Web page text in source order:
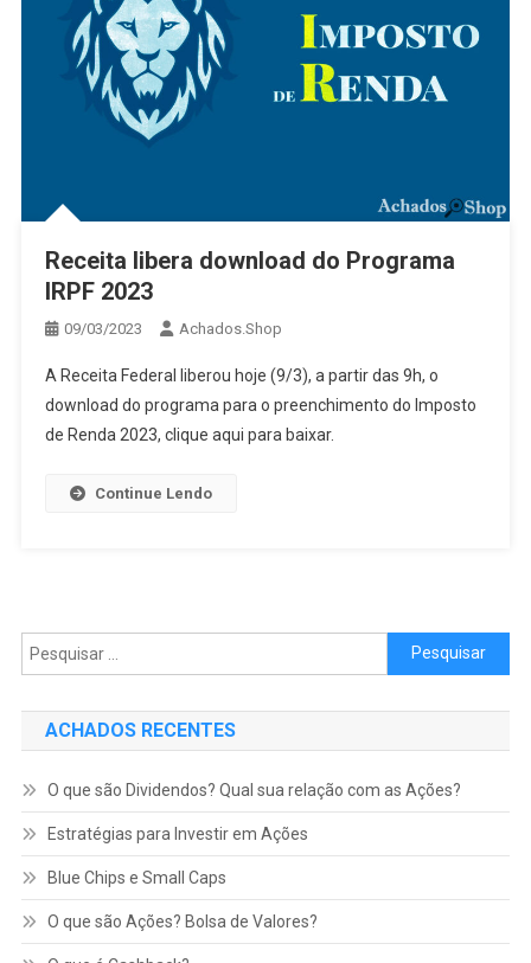
Receita libera download do Programa
IRPF 2023
09/03/2023 Achados.Shop
A Receita Federal liberou hoje (9/3), a partir das 9h, o
download do programa para o preenchimento do Imposto
de Renda 2023, clique aqui para baixar.
Continue Lendo
Pesquisar por:
ACHADOS RECENTES
O que são Dividendos? Qual sua relação com as Ações?
Estratégias para Investir em Ações
Blue Chips e Small Caps
O que são Ações? Bolsa de Valores?